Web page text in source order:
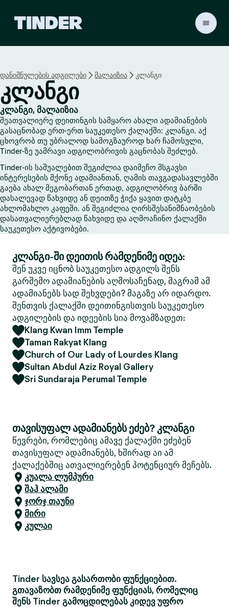
r
e
დანიშნულების ადგილები მალაიზია კლანგი
კლანგი
კლანგი, მალაიზია
შეათვალიერე დეითინგის სამყარო ახალი ადამიანების
გასაცნობად ერთ-ერთ საუკეთესო ქალაქში: კლანგი. აქ
ცხოვრობ თუ უბრალოდ სამოგზაუროდ ხარ ჩამოსული,
Tinder-ზე უამრავი ადგილობრივის გაცნობას შეძლებ.
Tinder-ის საშუალებით შეგიძლია დაიმეჩო მსგავსი
ინტერესების მქონე ადამიანთან, ღამის თავგადასავლებში
გაება ახალ მეგობართან ერთად, ადგილობრივ ბარში
დასალევად წახვიდე ან დეითზე ჭიქა ყავით დატკბე
ახლომახლო კაფეში. ან შეგიძლია ღირსშესანიშნაობების
დასათვალიერებლად წახვიდე და აღმოაჩინო ქალაქში
საუკეთესო აქტივობები.
კლანგი-ში დეითის რამდენიმე იდეა:
შენ უკვე იცნობ საუკეთესო ადგილს შენს
გარშემო ადამიანების აღმოსაჩენად, მაგრამ ამ
ადამიანებს სად შეხვდები? მაგაზე არ იდარდო.
შენთვის ქალაქში დეითინგისთვის საუკეთესო
ადგილების და იდეების სია მოვამზადეთ:
Klang Kwan Imm Temple
Taman Rakyat Klang
Church of Our Lady of Lourdes Klang
Sultan Abdul Aziz Royal Gallery
Sri Sundaraja Perumal Temple
თავისუფალ ადამიანებს ეძებ? კლანგი
წევრები, რომლებიც ამავე ქალაქში ეძებენ
თავისუფალ ადამიანებს, ხშირად აი ამ
ქალაქებშიც ათვალიერებენ პოტენციურ მეჩებს.
კუალა ლუმპური
შაჰ ალამი
ჯორჯ თაუნი
მირი
კულაი
Tinder სავსეა გასართობი ფუნქციებით.
გთავაზობთ რამდენიმე ფუნქციას, რომელიც
შენს Tinder გამოცდილებას კიდევ უფრო